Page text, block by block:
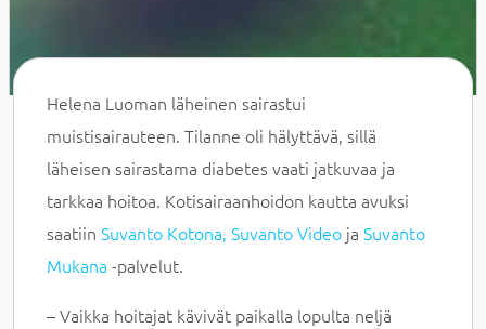
Helena Luoman läheinen sairastui
muistisairauteen. Tilanne oli hälyttävä, sillä
läheisen sairastama diabetes vaati jatkuvaa ja
tarkkaa hoitoa. Kotisairaanhoidon kautta avuksi
saatiinSuvanto Kotona, Suvanto Video jaSuvanto
Mukana -palvelut.
– Vaikka hoitajat kävivät paikalla lopulta neljä